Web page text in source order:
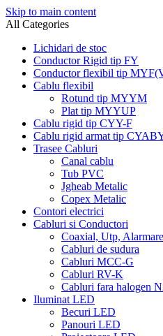
Skip to main content
All Categories
Lichidari de stoc
Conductor Rigid tip FY
Conductor flexibil tip
Cablu flexibil
Rotund tip MYYM
Plat tip MYYUP
Cablu rigid tip CYY-F
Cablu rigid armat tip
Trasee Cabluri
Canal cablu
Tub PVC
Jgheab Metalic
Copex Metalic
Contori electrici
Cabluri si Conductori
Coaxial, Utp,
Cabluri de sudura
Cabluri MCC-G
Cabluri RV-K
Cabluri fara halogen
Iluminat LED
Becuri LED
Panouri LED